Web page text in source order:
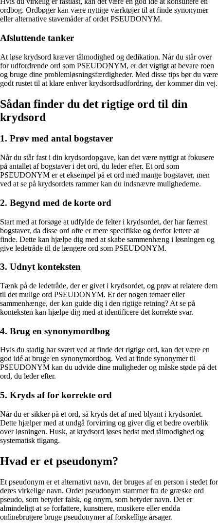
ordbog. Ordbøger kan være nyttige værktøjer til at finde synonymer
eller alternative stavemåder af ordet PSEUDONYM.
Afsluttende tanker
At løse krydsord kræver tålmodighed og dedikation. Når du står over
for udfordrende ord som PSEUDONYM, er det vigtigt at bevare roen
og bruge dine problemløsningsfærdigheder. Med disse tips bør du være
godt rustet til at klare enhver krydsordsudfordring, der kommer din vej.
Sådan finder du det rigtige ord til din
krydsord
1. Prøv med antal bogstaver
Når du står fast i din krydsordopgave, kan det være nyttigt at fokusere
på antallet af bogstaver i det ord, du leder efter. Et ord som
PSEUDONYM er et eksempel på et ord med mange bogstaver, men
ved at se på krydsordets rammer kan du indsnævre mulighederne.
2. Begynd med de korte ord
Start med at forsøge at udfylde de felter i krydsordet, der har færrest
bogstaver, da disse ord ofte er mere specifikke og derfor lettere at
finde. Dette kan hjælpe dig med at skabe sammenhæng i løsningen og
give ledetråde til de længere ord som PSEUDONYM.
3. Udnyt konteksten
Tænk på de ledetråde, der er givet i krydsordet, og prøv at relatere dem
til det mulige ord PSEUDONYM. Er der nogen temaer eller
sammenhænge, der kan guide dig i den rigtige retning? At se på
konteksten kan hjælpe dig med at identificere det korrekte svar.
4. Brug en synonymordbog
Hvis du stadig har svært ved at finde det rigtige ord, kan det være en
god idé at bruge en synonymordbog. Ved at finde synonymer til
PSEUDONYM kan du udvide dine muligheder og måske støde på det
ord, du leder efter.
5. Kryds af for korrekte ord
Når du er sikker på et ord, så kryds det af med blyant i krydsordet.
Dette hjælper med at undgå forvirring og giver dig et bedre overblik
over løsningen. Husk, at krydsord løses bedst med tålmodighed og
systematisk tilgang.
Hvad er et pseudonym?
Et pseudonym er et alternativt navn, der bruges af en person i stedet for
deres virkelige navn. Ordet pseudonym stammer fra de græske ord
pseudo, som betyder falsk, og onym, som betyder navn. Det er
almindeligt at se forfattere, kunstnere, musikere eller endda
onlinebrugere bruge pseudonymer af forskellige årsager.